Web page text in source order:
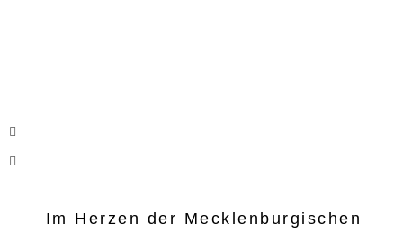
Im Herzen der Mecklenburgischen